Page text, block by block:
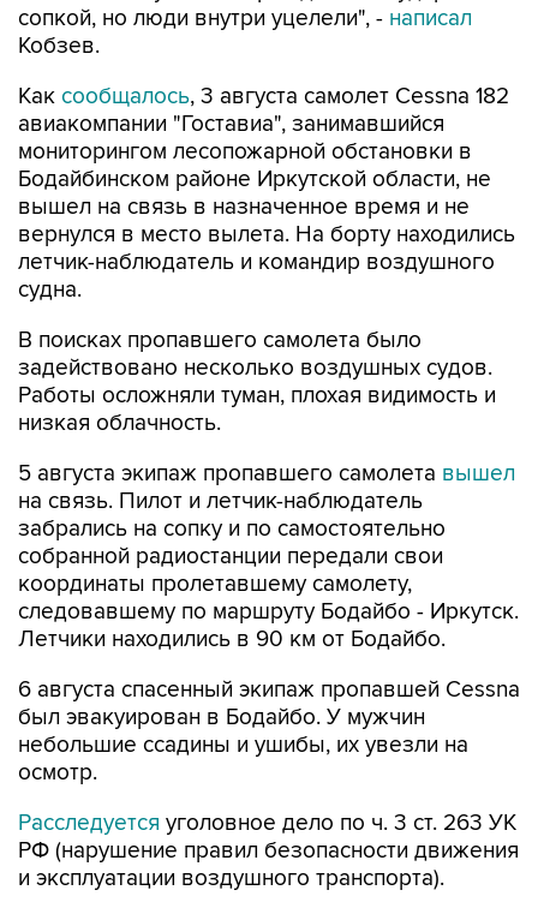
сопкой, но люди внутри уцелели", - написал
Кобзев.
Как сообщалось, 3 августа самолет Cessna 182
авиакомпании "Гоставиа", занимавшийся
мониторингом лесопожарной обстановки в
Бодайбинском районе Иркутской области, не
вышел на связь в назначенное время и не
вернулся в место вылета. На борту находились
летчик-наблюдатель и командир воздушного
судна.
В поисках пропавшего самолета было
задействовано несколько воздушных судов.
Работы осложняли туман, плохая видимость и
низкая облачность.
5 августа экипаж пропавшего самолета вышел
на связь. Пилот и летчик-наблюдатель
забрались на сопку и по самостоятельно
собранной радиостанции передали свои
координаты пролетавшему самолету,
следовавшему по маршруту Бодайбо - Иркутск.
Летчики находились в 90 км от Бодайбо.
6 августа спасенный экипаж пропавшей Cessna
был эвакуирован в Бодайбо. У мужчин
небольшие ссадины и ушибы, их увезли на
осмотр.
Расследуется уголовное дело по ч. 3 ст. 263 УК
РФ (нарушение правил безопасности движения
и эксплуатации воздушного транспорта).